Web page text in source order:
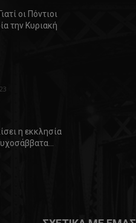
οι Πόντιοι
την Κυριακή
η εκκλησία